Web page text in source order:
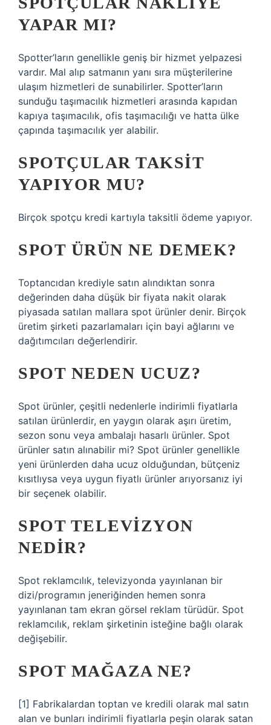
YAPAR MI?
Spotter’ların genellikle geniş bir hizmet yelpazesi
vardır. Mal alıp satmanın yanı sıra müşterilerine
ulaşım hizmetleri de sunabilirler. Spotter’ların
sunduğu taşımacılık hizmetleri arasında kapıdan
kapıya taşımacılık, ofis taşımacılığı ve hatta ülke
çapında taşımacılık yer alabilir.
SPOTÇULAR TAKSIT
YAPIYOR MU?
Birçok spotçu kredi kartıyla taksitli ödeme yapıyor.
SPOT ÜRÜN NE DEMEK?
Toptancıdan krediyle satın alındıktan sonra
değerinden daha düşük bir fiyata nakit olarak
piyasada satılan mallara spot ürünler denir. Birçok
üretim şirketi pazarlamaları için bayi ağlarını ve
dağıtımcıları değerlendirir.
SPOT NEDEN UCUZ?
Spot ürünler, çeşitli nedenlerle indirimli fiyatlarla
satılan ürünlerdir, en yaygın olarak aşırı üretim,
sezon sonu veya ambalajı hasarlı ürünler. Spot
ürünler satın alınabilir mi? Spot ürünler genellikle
yeni ürünlerden daha ucuz olduğundan, bütçeniz
kısıtlıysa veya uygun fiyatlı ürünler arıyorsanız iyi
bir seçenek olabilir.
SPOT TELEVIZYON
NEDIR?
Spot reklamcılık, televizyonda yayınlanan bir
dizi/programın jeneriğinden hemen sonra
yayınlanan tam ekran görsel reklam türüdür. Spot
reklamcılık, reklam şirketinin isteğine bağlı olarak
değişebilir.
SPOT MAĞAZA NE?
[1] Fabrikalardan toptan ve kredili olarak mal satın
alan ve bunları indirimli fiyatlarla peşin olarak satan